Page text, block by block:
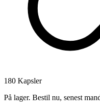
180 Kapsler
På lager. Bestil nu, senest